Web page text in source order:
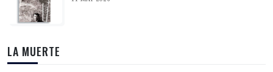
LA MUERTE